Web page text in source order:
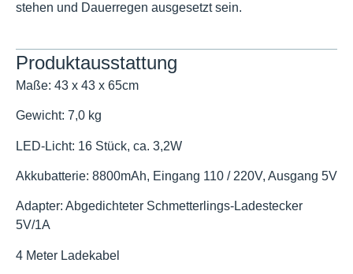
stehen und Dauerregen ausgesetzt sein.
Produktausstattung
Maße: 43 x 43 x 65cm
Gewicht: 7,0 kg
LED-Licht: 16 Stück, ca. 3,2W
Akkubatterie: 8800mAh, Eingang 110 / 220V, Ausgang 5V
Adapter: Abgedichteter Schmetterlings-Ladestecker
5V/1A
4 Meter Ladekabel